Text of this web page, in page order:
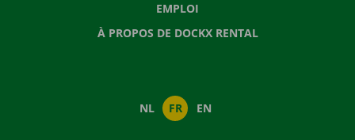
EMPLOI
À PROPOS DE DOCKX RENTAL
NL FR EN